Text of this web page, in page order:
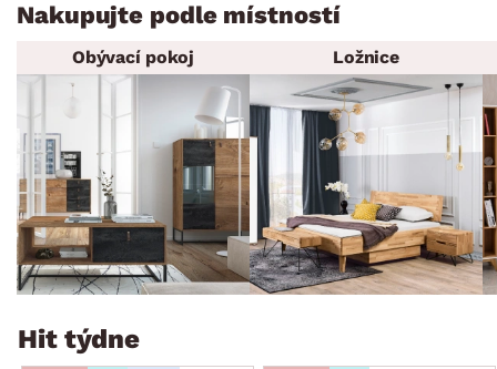
Nakupujte podle místností
Obývací pokoj Ložnice
Hit týdne